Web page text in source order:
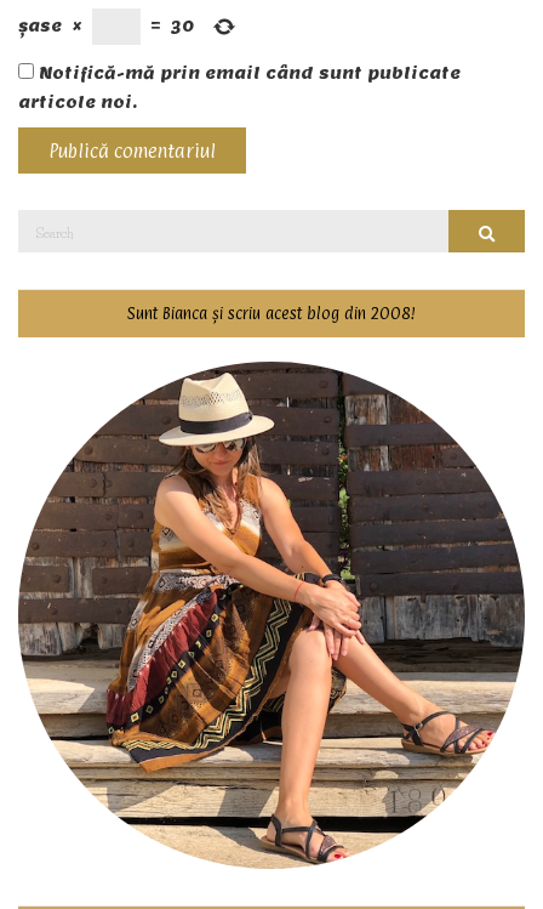
șase × = 30
Notifică-mă prin email când sunt publicate
articole noi.
Sunt Bianca și scriu acest blog din 2008!